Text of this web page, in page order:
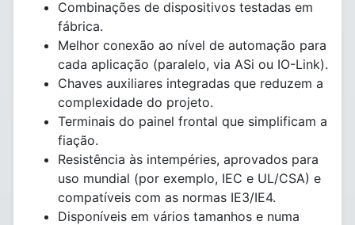
Combinações de dispositivos testadas em
fábrica.
Melhor conexão ao nível de automação para
cada aplicação (paralelo, via ASi ou IO-Link).
Chaves auxiliares integradas que reduzem a
complexidade do projeto.
Terminais do painel frontal que simplificam a
fiação.
Resistência às intempéries, aprovados para
uso mundial (por exemplo, IEC e UL/CSA) e
compatíveis com as normas IE3/IE4.
Disponíveis em vários tamanhos e numa